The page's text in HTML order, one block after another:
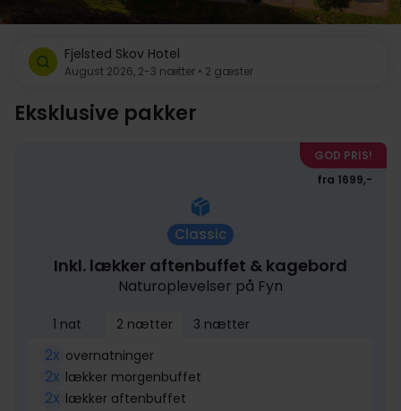
Fjelsted Skov Hotel
August 2026, 2-3 nætter • 2 gæster
Eksklusive pakker
GOD PRIS!
fra 1699,-
Classic
Inkl. lækker aftenbuffet & kagebord
Naturoplevelser på Fyn
1 nat 2 nætter 3 nætter
2x overnatninger
2x lækker morgenbuffet
2x lækker aftenbuffet